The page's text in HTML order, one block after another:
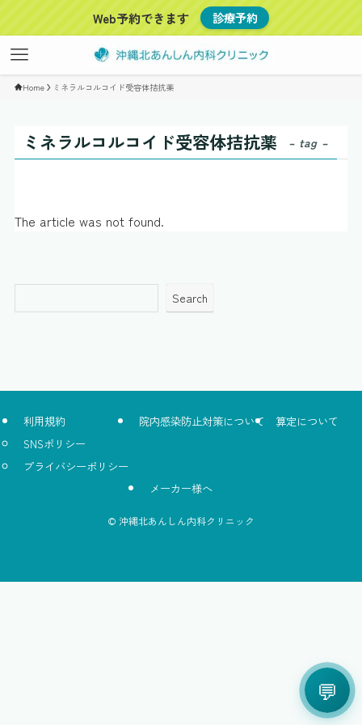
Web予約できます 診療予約
Home ミネラルコルコイド受容体拮抗薬
ミネラルコルコイド受容体拮抗薬 – tag –
The article was not found.
Search
利用規約
SNSポリシー
プライバシーポリシー
院内感染防止対策について 算定について
メーカー様へ
© 沖縄北あんしん内科クリニック
💬